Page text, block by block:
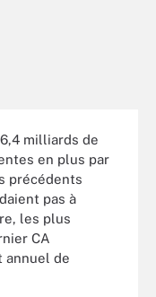
milliards de
en plus par
précédents
pas à
les plus
CA
annuel de